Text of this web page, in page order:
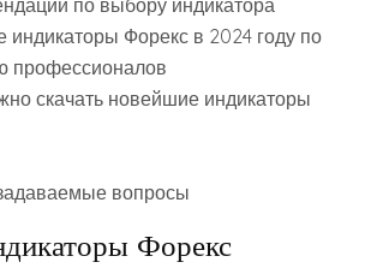
индикаторы Форекс в 2024 году по
профессионалов
скачать новейшие индикаторы
вопросы
Форекс